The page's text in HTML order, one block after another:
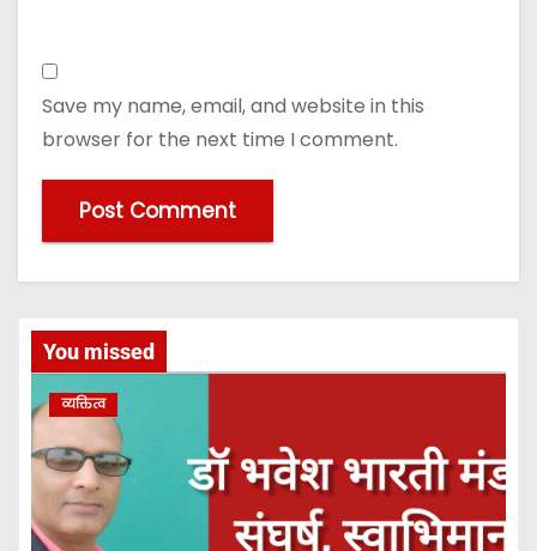
Save my name, email, and website in this
browser for the next time I comment.
You missed
व्यक्तित्व